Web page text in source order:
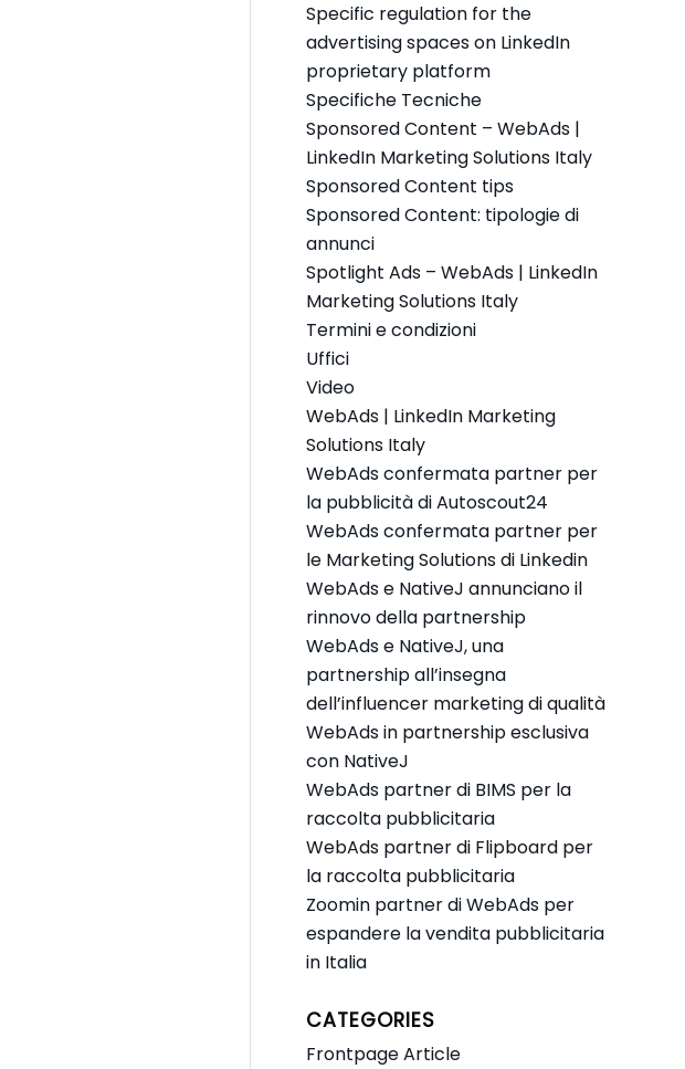
Specific regulation for the
advertising spaces on LinkedIn
proprietary platform
Specifiche Tecniche
Sponsored Content – WebAds |
LinkedIn Marketing Solutions Italy
Sponsored Content tips
Sponsored Content: tipologie di
annunci
Spotlight Ads – WebAds | LinkedIn
Marketing Solutions Italy
Termini e condizioni
Uffici
Video
WebAds | LinkedIn Marketing
Solutions Italy
WebAds confermata partner per
la pubblicità di Autoscout24
WebAds confermata partner per
le Marketing Solutions di Linkedin
WebAds e NativeJ annunciano il
rinnovo della partnership
WebAds e NativeJ, una
partnership all’insegna
dell’influencer marketing di qualità
WebAds in partnership esclusiva
con NativeJ
WebAds partner di BIMS per la
raccolta pubblicitaria
WebAds partner di Flipboard per
la raccolta pubblicitaria
Zoomin partner di WebAds per
espandere la vendita pubblicitaria
in Italia
CATEGORIES
Frontpage Article